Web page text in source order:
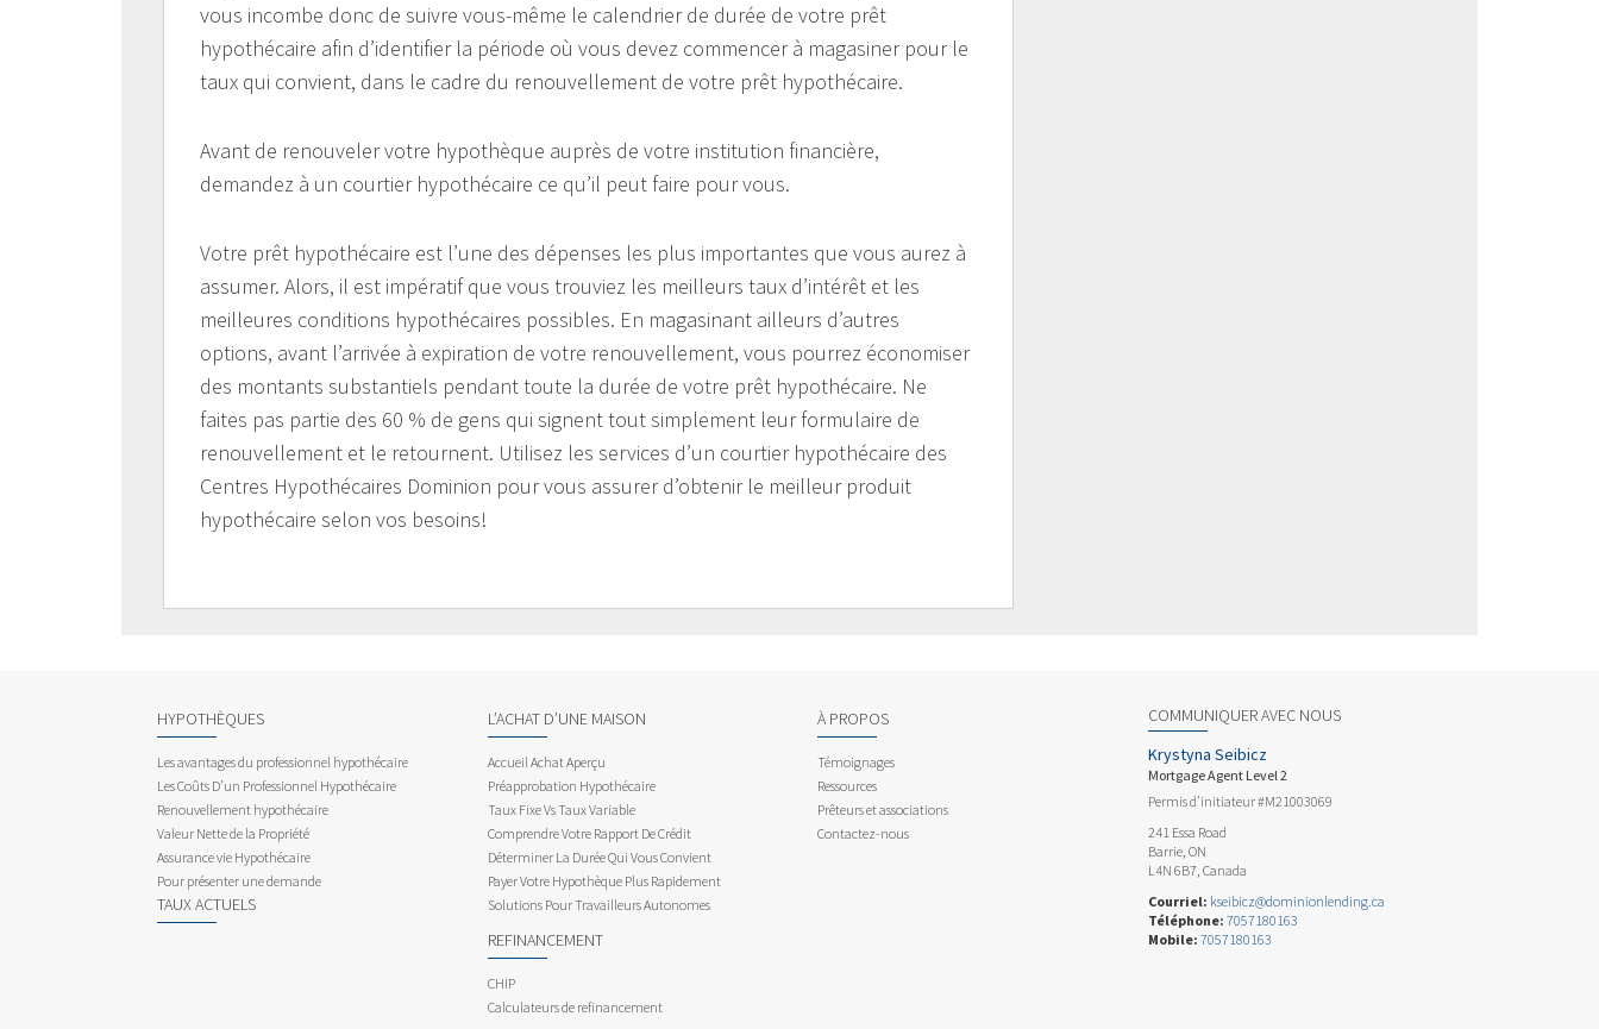
vous incombe donc de suivre vous-même le calendrier de durée de votre prêt
hypothécaire afin d’identifier la période où vous devez commencer à magasiner pour le
taux qui convient, dans le cadre du renouvellement de votre prêt hypothécaire.
Avant de renouveler votre hypothèque auprès de votre institution financière,
demandez à un courtier hypothécaire ce qu’il peut faire pour vous.
Votre prêt hypothécaire est l’une des dépenses les plus importantes que vous aurez à
assumer. Alors, il est impératif que vous trouviez les meilleurs taux d’intérêt et les
meilleures conditions hypothécaires possibles. En magasinant ailleurs d’autres
options, avant l’arrivée à expiration de votre renouvellement, vous pourrez économiser
des montants substantiels pendant toute la durée de votre prêt hypothécaire. Ne
faites pas partie des 60 % de gens qui signent tout simplement leur formulaire de
renouvellement et le retournent. Utilisez les services d’un courtier hypothécaire des
Centres Hypothécaires Dominion pour vous assurer d’obtenir le meilleur produit
hypothécaire selon vos besoins!
HYPOTHÈQUES
Les avantages du professionnel hypothécaire
Les Coûts D’un Professionnel Hypothécaire
Renouvellement hypothécaire
Valeur Nette de la Propriété
Assurance vie Hypothécaire
Pour présenter une demande
TAUX ACTUELS
L’ACHAT D’UNE MAISON
Accueil Achat Aperçu
Préapprobation Hypothécaire
Taux Fixe Vs Taux Variable
Comprendre Votre Rapport De Crédit
Déterminer La Durée Qui Vous Convient
Payer Votre Hypothèque Plus Rapidement
Solutions Pour Travailleurs Autonomes
REFINANCEMENT
CHIP
Calculateurs de refinancement
À PROPOS
Témoignages
Ressources
Prêteurs et associations
Contactez-nous
COMMUNIQUER AVEC NOUS
Krystyna Seibicz
Mortgage Agent Level 2
Permis d’initiateur #M21003069
241 Essa Road
Barrie, ON
L4N 6B7, Canada
Courriel: kseibicz@dominionlending.ca
Téléphone: 7057180163
Mobile: 7057180163